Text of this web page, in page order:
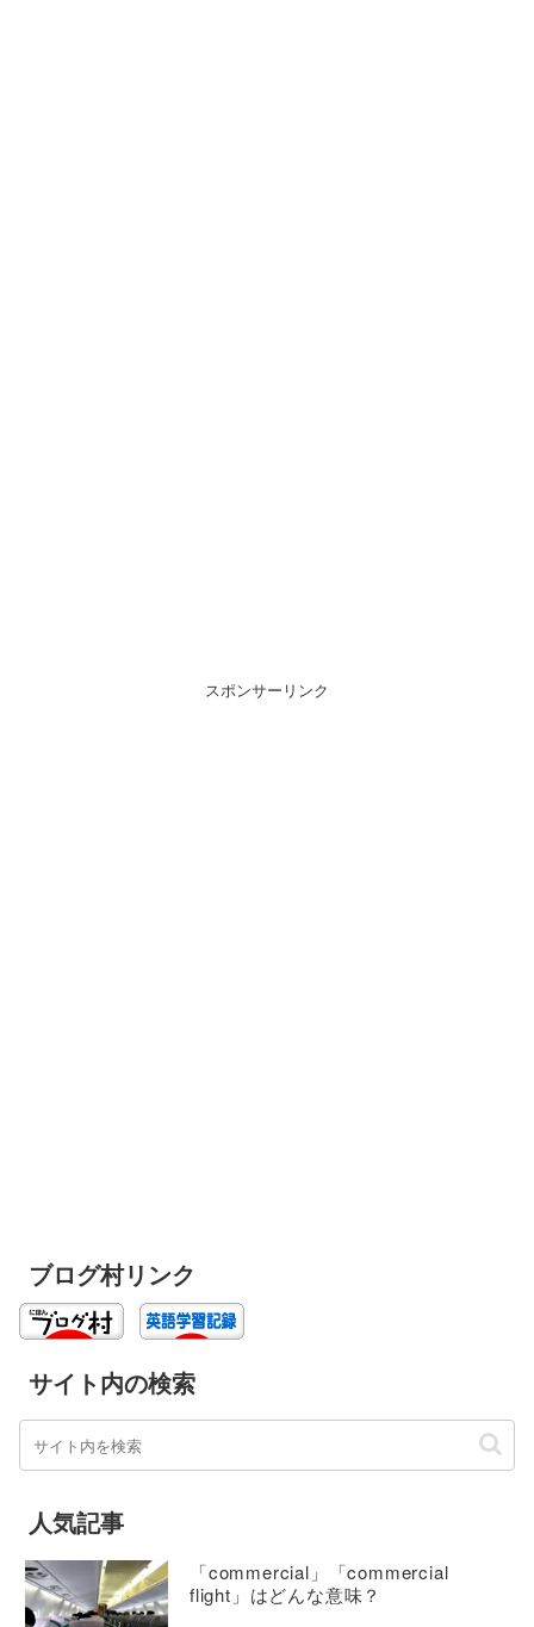
スポンサーリンク
ブログ村リンク
サイト内の検索
人気記事
「commercial」「commercial
flight」はどんな意味？